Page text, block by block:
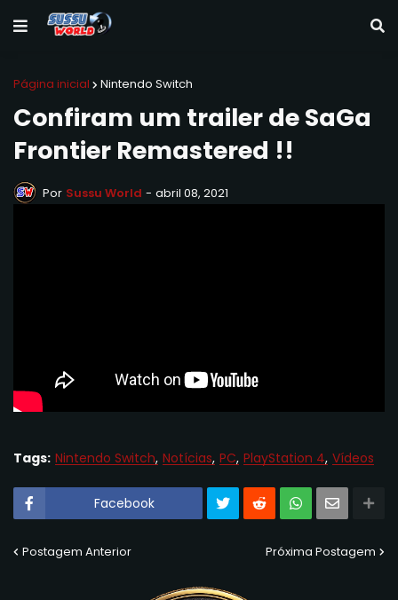
Página inicial Nintendo Switch
Confiram um trailer de SaGa
Frontier Remastered !!
Por Sussu World - abril 08, 2021
Tags: Nintendo Switch Notícias PC PlayStation 4 Vídeos
Facebook
Postagem Anterior Próxima Postagem